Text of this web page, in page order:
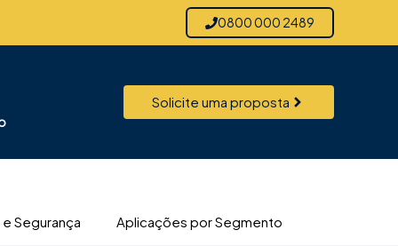
0800 000 2489
Solicite uma proposta
Segurança Aplicações por Segmento